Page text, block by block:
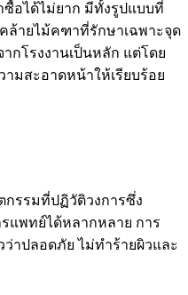
ซื้อได้ไม่ยาก มีทั้งรูปแบบที่
ล้ายไม้คฑาที่รักษาเฉพาะจุด
กโรงงานเป็นหลัก แต่โดย
มสะอาดหน้าให้เรียบร้อย
กรรมที่ปฏิวัติวงการซึ่ง
แพทย์ได้หลากหลาย การ
าปลอดภัย ไม่ทำร้ายผิวและ